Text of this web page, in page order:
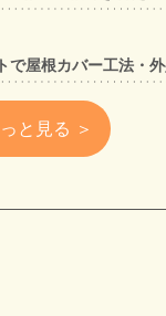
と見る ＞